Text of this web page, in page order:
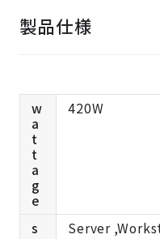
製品仕様
w
a
t
t
a
g
e
420W
s
Server